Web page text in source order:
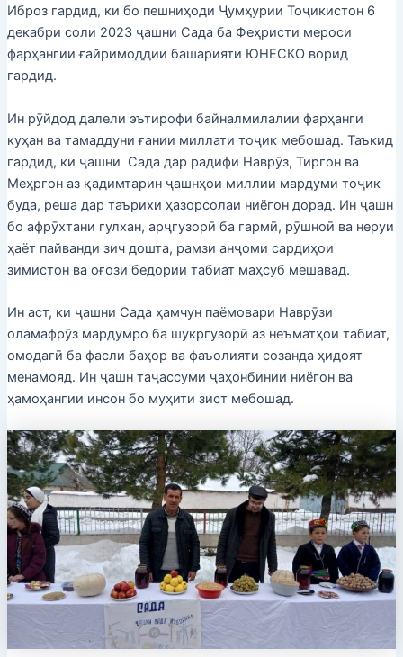
Иброз гардид, ки бо пешниҳоди Ҷумҳурии Тоҷикистон 6
декабри соли 2023 ҷашни Сада ба Феҳристи мероси
фарҳангии ғайримоддии башарияти ЮНЕСКО ворид
гардид.
Ин рӯйдод далели эътирофи байналмилалии фарҳанги
куҳан ва тамаддуни ғании миллати тоҷик мебошад. Таъкид
гардид, ки ҷашни Сада дар радифи Наврӯз, Тиргон ва
Меҳргон аз қадимтарин ҷашнҳои миллии мардуми тоҷик
буда, реша дар таърихи ҳазорсолаи ниёгон дорад. Ин ҷашн
бо афрӯхтани гулхан, арҷгузорӣ ба гармӣ, рӯшноӣ ва неруи
ҳаёт пайванди зич дошта, рамзи анҷоми сардиҳои
зимистон ва оғози бедории табиат маҳсуб мешавад.
Ин аст, ки ҷашни Сада ҳамчун паёмовари Наврӯзи
оламафрӯз мардумро ба шукргузорӣ аз неъматҳои табиат,
омодагӣ ба фасли баҳор ва фаъолияти созанда ҳидоят
менамояд. Ин ҷашн таҷассуми ҷаҳонбинии ниёгон ва
ҳамоҳангии инсон бо муҳити зист мебошад.